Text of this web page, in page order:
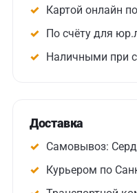
Картой онлайн
По счёту для
Наличными при
Доставка
Самовывоз:
Курьером по